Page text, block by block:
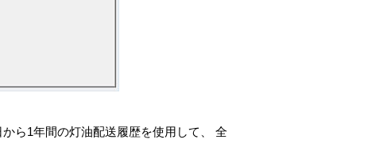
ら1年間の灯油配送履歴を使用して、 全